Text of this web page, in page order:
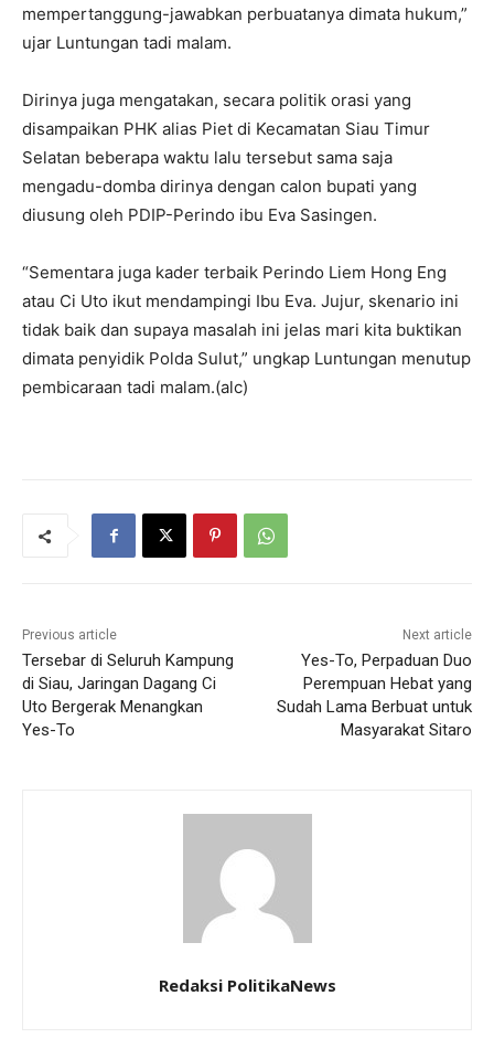
mempertanggung-jawabkan perbuatanya dimata hukum,”
ujar Luntungan tadi malam.
Dirinya juga mengatakan, secara politik orasi yang
disampaikan PHK alias Piet di Kecamatan Siau Timur
Selatan beberapa waktu lalu tersebut sama saja
mengadu-domba dirinya dengan calon bupati yang
diusung oleh PDIP-Perindo ibu Eva Sasingen.
“Sementara juga kader terbaik Perindo Liem Hong Eng
atau Ci Uto ikut mendampingi Ibu Eva. Jujur, skenario ini
tidak baik dan supaya masalah ini jelas mari kita buktikan
dimata penyidik Polda Sulut,” ungkap Luntungan menutup
pembicaraan tadi malam.(alc)
Previous article
Tersebar di Seluruh Kampung
di Siau, Jaringan Dagang Ci
Uto Bergerak Menangkan
Yes-To
Next article
Yes-To, Perpaduan Duo
Perempuan Hebat yang
Sudah Lama Berbuat untuk
Masyarakat Sitaro
Redaksi PolitikaNews